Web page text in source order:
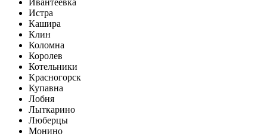
Ивантеевка
Истра
Кашира
Клин
Коломна
Королев
Котельники
Красногорск
Купавна
Лобня
Лыткарино
Люберцы
Монино